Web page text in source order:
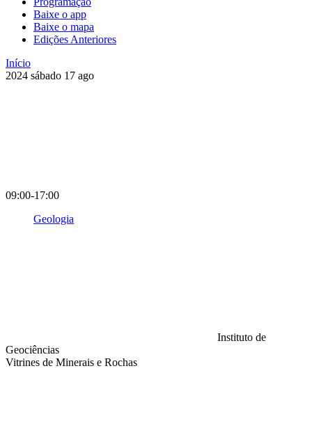
Baixe o app
Baixe o mapa
Edições Anteriores
Início
2024 sábado 17 ago
09:00-17:00
Geologia
Instituto de
Geociências
Vitrines de Minerais e Rochas